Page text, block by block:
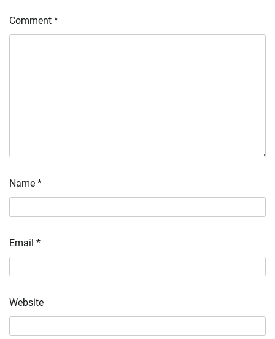
Comment *
Name *
Email *
Website